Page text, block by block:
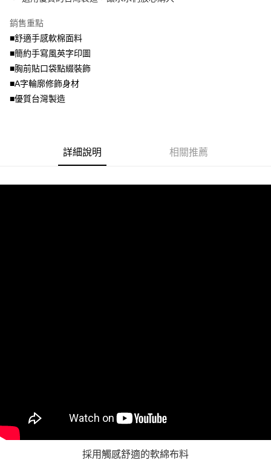
醒簡訊。
帳／街口支付／iPASS MONEY」等通路繳費。
【注意事項】
1.本服務係由「台灣大哥大股份有限公司」（以下簡稱本公司）所提供，讓
用戶於交易時，得透過本服務購買商品或服務，並由商店將買賣／分期付款
買賣價金債權讓與本公司後，依約使用本公司帳單繳交帳款。
資料（包含姓名、電話或地址）提供予台灣大哥大進項蒐集、處理及利用，
結帳頁面，進行簡訊認證並確認金額後，即可完成結帳。
３．收到繳費通知簡訊後14天內，點擊此簡訊中的連結，可透過四大超商／
ATM／網路銀行／等多元方式進行付款，方視為交易完成。
※ 請注意：結帳手續完成當下不需立刻繳費，但若您需要取消訂單，請聯絡
購買商品的店家。未經商家同意取消之訂單仍視為有效，需透過AFTEE先享
後付繳納相關費用。
※ 交易是否成功請以「AFTEE先享後付 」之結帳頁面顯示為準，若有關於
１．透過由恩沛科技股份有限公司提供之「AFTEE先享後付」服務完成之交
２．關於個人資料處理事宜，請瀏覽以下網址：
付款後全家取貨
每筆NT$70，滿NT$699(含以上)免運費
7-11取貨付款
每筆NT$70，滿NT$799(含以上)免運費
付款後7-11取貨
每筆NT$100，滿NT$1,000(含以上)免運費
銷售重點
■舒適手感軟棉面料
■簡約手寫風英字印圖
■胸前貼口袋點綴裝飾
■A字輪廓修飾身材
■優質台灣製造
詳細說明 相關推薦
採用觸感舒適的軟綿布料